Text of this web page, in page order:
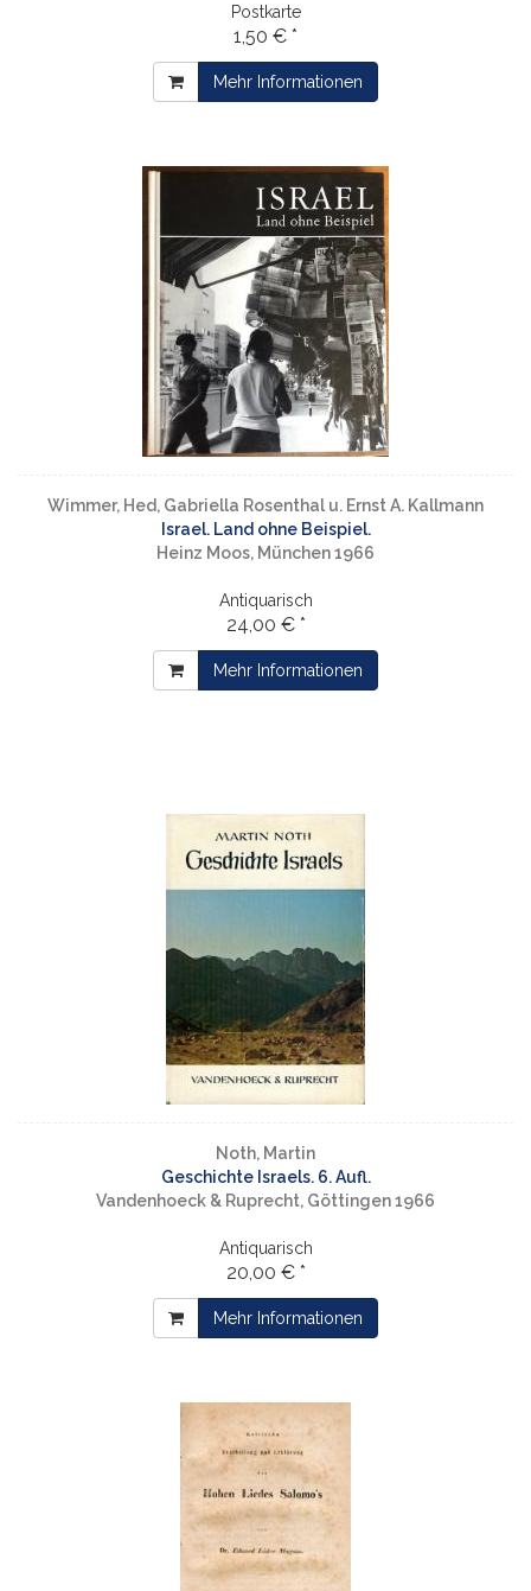
Postkarte
1,50 € *
Mehr Informationen
Wimmer, Hed, Gabriella Rosenthal u. Ernst A. Kallmann
Israel. Land ohne Beispiel.
Heinz Moos, München 1966
Antiquarisch
24,00 € *
Mehr Informationen
Noth, Martin
Geschichte Israels. 6. Aufl.
Vandenhoeck & Ruprecht, Göttingen 1966
Antiquarisch
20,00 € *
Mehr Informationen